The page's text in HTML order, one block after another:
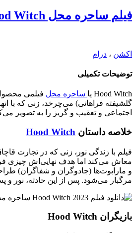
فیلم ساحره محل Witch
اکشن ، درام
توضیحات تکمیلی
Hood Witch یا ساحره محل فیلمی محصول سال 2023 به کارگردانی
گلشیفته فراهانی) می‌چرخد، زنی که با
اجتماعی و تعقیب و گریز را به تصویر
خلاصه داستان Hood Witch
فیلم با زندگی نور، زنی که در تجارت
معاش می‌کند اما هدف نهایی‌اش چیزی
و مارابوت‌ها (جادوگران و شفاگران)
مرگبار می‌شود. پس از این حادثه، نور
بازیگران Hood Witch